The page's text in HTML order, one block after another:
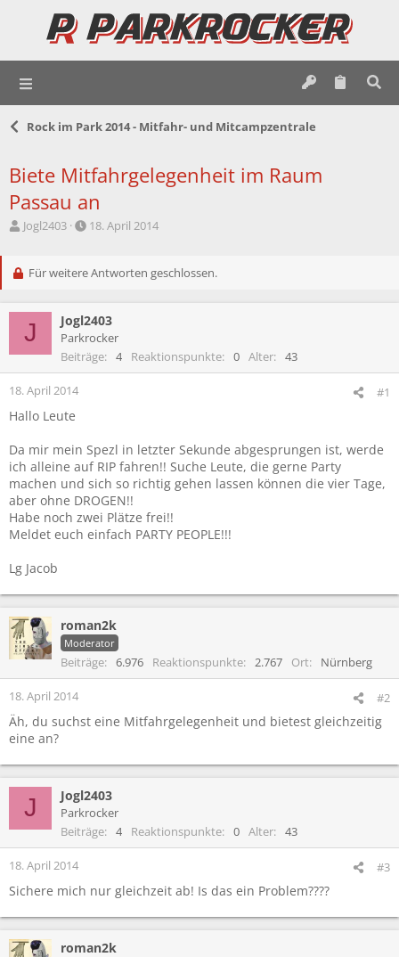
Rock im Park 2014 - Mitfahr- und Mitcampzentrale
Biete Mitfahrgelegenheit im Raum
Passau an
E
t
e
r
Jogl2403
E
t
l
t
a
m
18. April 2014
Für weitere Antworten geschlossen.
J Jogl2403
Parkrocker
Beiträge
4 Reaktionspunkte 0 Alter 43
18. April 2014 #1
Hallo Leute
Da mir mein Spezl in letzter Sekunde abgesprungen ist, werde
ich alleine auf RIP fahren!! Suche Leute, die gerne Party
machen und sich so richtig gehen lassen können die vier Tage,
aber ohne DROGEN!!
Habe noch zwei Plätze frei!!
Meldet euch einfach PARTY PEOPLE!!!
Lg Jacob
roman2k
Moderator
Beiträge 6.976 Reaktionspunkte 2.767 Ort Nürnberg
18. April 2014 #2
Äh, du suchst eine Mitfahrgelegenheit und bietest gleichzeitig
eine an?
J Jogl2403
Parkrocker
Beiträge
4 Reaktionspunkte 0 Alter 43
18. April 2014 #3
Sichere mich nur gleichzeit ab! Is das ein Problem????
roman2k